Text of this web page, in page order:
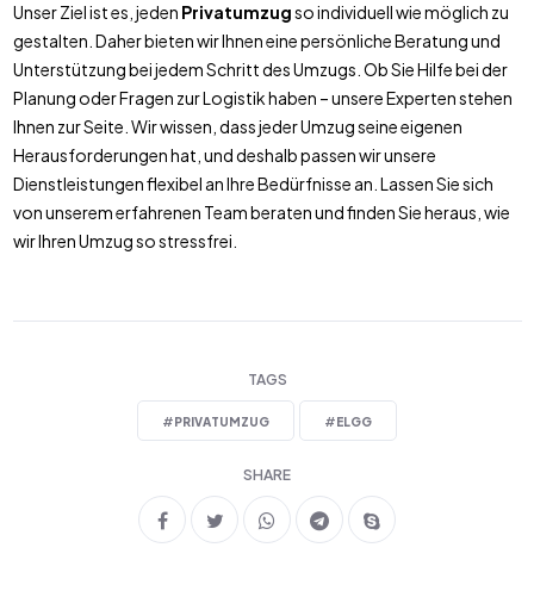
Unser Ziel ist es, jeden Privatumzugso individuell wie möglich zu
gestalten. Daher bieten wir Ihnen eine persönliche Beratung und
Unterstützung bei jedem Schritt des Umzugs. Ob Sie Hilfe bei der
Planung oder Fragen zur Logistik haben – unsere Experten stehen
Ihnen zur Seite. Wir wissen, dass jeder Umzug seine eigenen
Herausforderungen hat, und deshalb passen wir unsere
Dienstleistungen flexibel an Ihre Bedürfnisse an. Lassen Sie sich
von unserem erfahrenen Team beraten und finden Sie heraus, wie
wir Ihren Umzug so stressfrei.
TAGS
#PRIVATUMZUG #ELGG
SHARE